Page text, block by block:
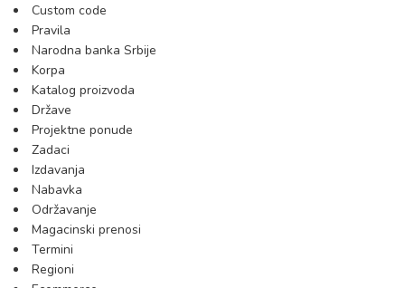
Custom code
Pravila
Narodna banka Srbije
Korpa
Katalog proizvoda
Države
Projektne ponude
Zadaci
Izdavanja
Nabavka
Održavanje
Magacinski prenosi
Termini
Regioni